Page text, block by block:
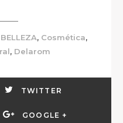
, Cosmética,
, Delarom
TWITTER
GOOGLE +